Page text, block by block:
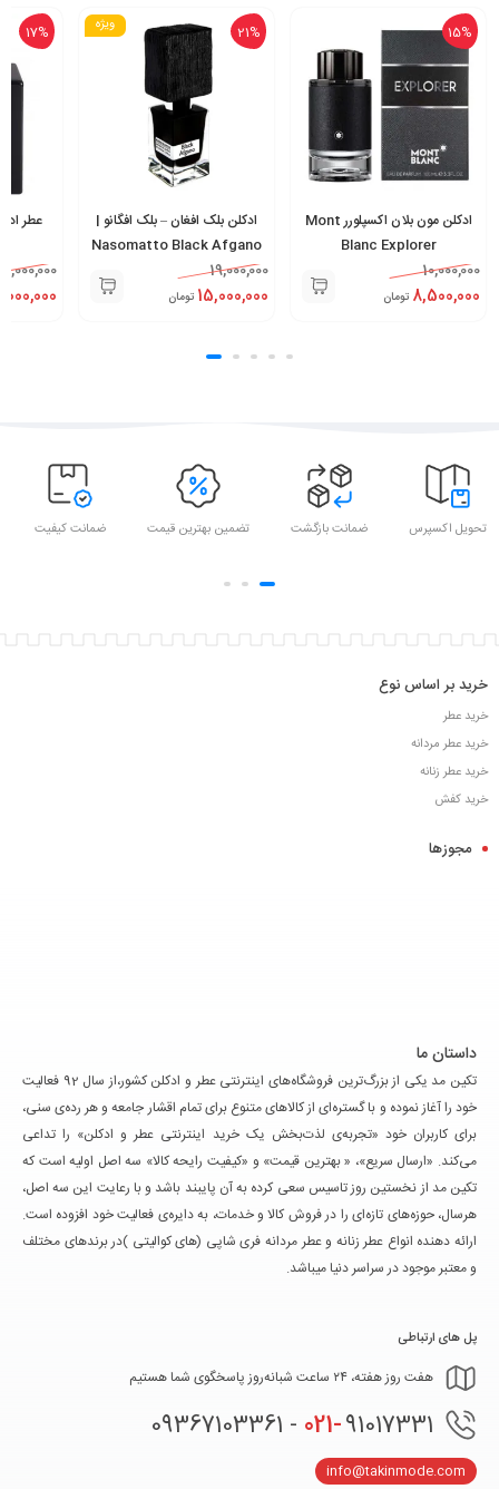
15%
ادکلن مون بلان اکسپلورر Mont
Blanc Explorer
10,000,000
8,500,000 تومان
ویژه 21%
ادکلن بلک افغان – بلک افگانو |
Nasomatto Black Afgano
19,000,000
15,000,000 تومان
17%
عطر
تحویل اکسپرس ضمانت بازگشت تضمین بهترین قیمت ضمانت کیفیت
خرید بر اساس نوع
خرید عطر
خرید عطر مردانه
خرید عطر زنانه
خرید کفش
مجوزها
داستان ما
تکین مد یکی از بزرگ‌ترین فروشگاه‌های اینترنتی عطر و ادکلن کشور،از سال 92 فعالیت
خود را آغاز نموده و با گستره‌ای از کالاهای متنوع برای تمام اقشار جامعه و هر رده‌ی سنی،
برای کاربران خود «تجربه‌ی لذت‌بخش یک خرید اینترنتی عطر و ادکلن» را تداعی
می‌کند. «ارسال سریع»، « بهترین قیمت» و «کیفیت رایحه کالا» سه اصل اولیه است که
تکین مد از نخستین روز تاسیس سعی کرده به آن پایبند باشد و با رعایت این سه اصل،
هرسال، حوزه‌های تازه‌ای را در فروش کالا و خدمات، به دایره‌ی فعالیت خود افزوده است.
ارائه دهنده انواع عطر زنانه و عطر مردانه فری شاپی (های کوالیتی )در برندهای مختلف
و معتبر موجود در سراسر دنیا میباشد.
پل های ارتباطی
هفت روز هفته، ۲۴ ساعت شبانه‌روز پاسخگوی شما هستیم
021-91017331 - 09367103361
info@takinmode.com